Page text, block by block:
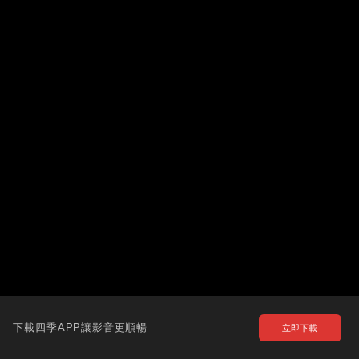
下載四季APP讓影音更順暢 立即下載